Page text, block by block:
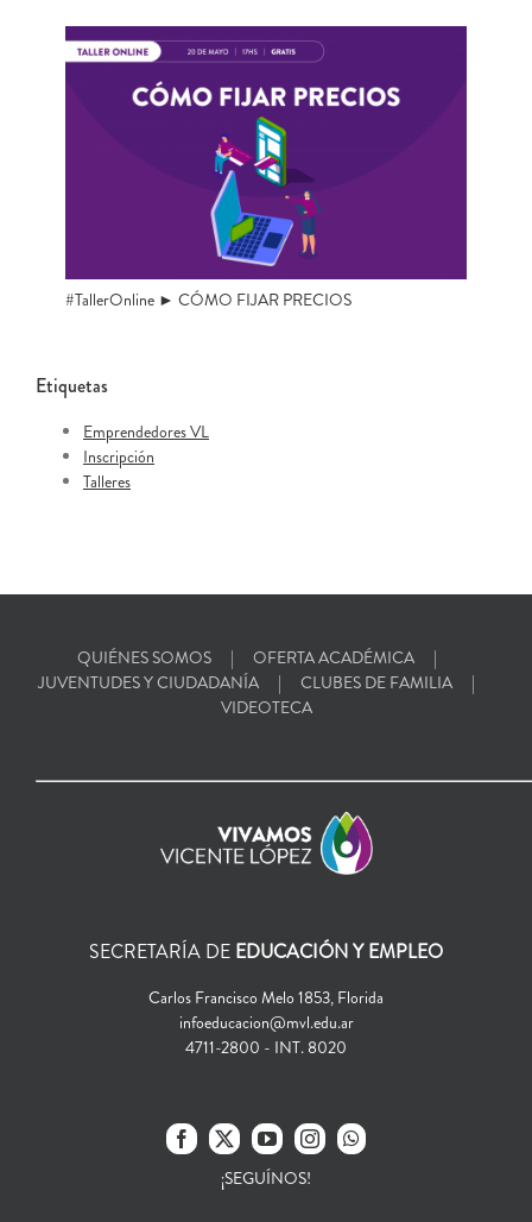
#TallerOnline ► CÓMO FIJAR PRECIOS
Etiquetas
Emprendedores VL
Inscripción
Talleres
QUIÉNES SOMOS
OFERTA ACADÉMICA
JUVENTUDES Y CIUDADANÍA
CLUBES DE FAMILIA
VIDEOTECA
SECRETARÍA DE EDUCACIÓN Y EMPLEO
Carlos Francisco Melo 1853, Florida
infoeducacion@mvl.edu.ar
4711-2800 - INT. 8020
¡SEGUÍNOS!